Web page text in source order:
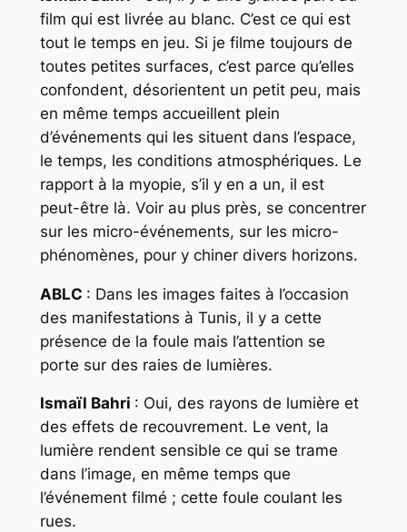
film qui est livrée au blanc. C’est ce qui est
tout le temps en jeu. Si je filme toujours de
toutes petites surfaces, c’est parce qu’elles
confondent, désorientent un petit peu, mais
en même temps accueillent plein
d’événements qui les situent dans l’espace,
le temps, les conditions atmosphériques. Le
rapport à la myopie, s’il y en a un, il est
peut-être là. Voir au plus près, se concentrer
sur les micro-événements, sur les micro-
phénomènes, pour y chiner divers horizons.
ABLC : Dans les images faites à l’occasion
des manifestations à Tunis, il y a cette
présence de la foule mais l’attention se
porte sur des raies de lumières.
Ismaïl Bahri : Oui, des rayons de lumière et
des effets de recouvrement. Le vent, la
lumière rendent sensible ce qui se trame
dans l’image, en même temps que
l’événement filmé ; cette foule coulant les
rues.